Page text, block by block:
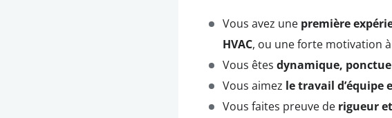
Vous avez une première
HVAC, ou une forte motivation
Vous êtes dynamique,
Vous aimez le travail d’équipe
Vous faites preuve de rigueur